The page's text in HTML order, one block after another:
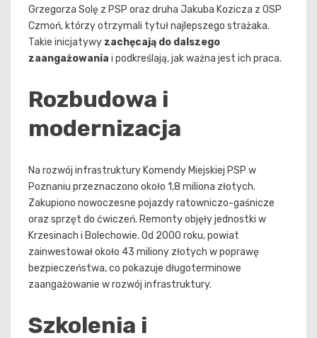
Grzegorza Solę z PSP oraz druha Jakuba Kozicza z OSP
Czmoń, którzy otrzymali tytuł najlepszego strażaka.
Takie inicjatywy zachęcają do dalszego
zaangażowania i podkreślają, jak ważna jest ich praca.
Rozbudowa i
modernizacja
Na rozwój infrastruktury Komendy Miejskiej PSP w
Poznaniu przeznaczono około 1,8 miliona złotych.
Zakupiono nowoczesne pojazdy ratowniczo-gaśnicze
oraz sprzęt do ćwiczeń. Remonty objęły jednostki w
Krzesinach i Bolechowie. Od 2000 roku, powiat
zainwestował około 43 miliony złotych w poprawę
bezpieczeństwa, co pokazuje długoterminowe
zaangażowanie w rozwój infrastruktury.
Szkolenia i